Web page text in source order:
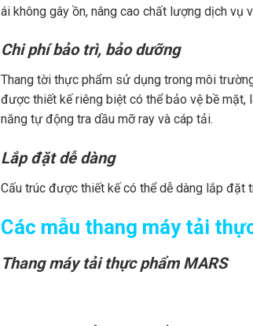
ái không gây ồn, nâng cao chất lượng dịch vụ
Chi phí bảo trì, bảo dưỡng
Thang tời thực phẩm sử dụng trong môi
được thiết kế riêng biệt có thể bảo vệ bề
năng tự động tra dầu mỡ ray và cáp tải.
Lắp đặt dễ dàng
Cấu trúc được thiết kế có thể dễ dàng lắp đặt
Các mẫu thang máy tải
Thang máy tải thực phẩm MARS